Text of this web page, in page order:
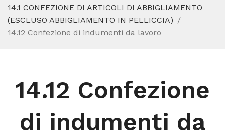
CODICE FISCALE
14.1 CONFEZIONE DI ARTICOLI DI ABBIGLIAMENTO
(ESCLUSO ABBIGLIAMENTO IN PELLICCIA)
14.12 Confezione di indumenti da lavoro
14.12 Confezione
di indumenti da